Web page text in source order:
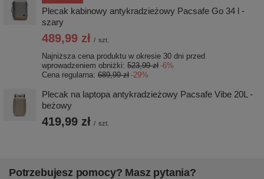
Plecak kabinowy antykradzieżowy Pacsafe Go 34 l -
szary
489,99 zł / szt.
Najniższa cena produktu w okresie 30 dni przed
wprowadzeniem obniżki: 523,99 zł -6%
Cena regularna: 689,99 zł -29%
Plecak na laptopa antykradzieżowy Pacsafe Vibe 20L -
beżowy
419,99 zł / szt.
Potrzebujesz pomocy? Masz pytania?